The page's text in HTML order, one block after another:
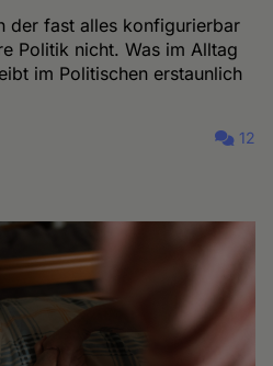
der fast alles konfigurierbar
Politik nicht. Was im Alltag
im Politischen erstaunlich
12